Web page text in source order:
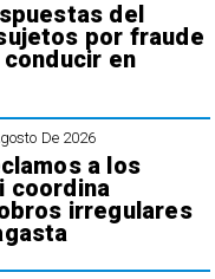
del
por fraude
en
De 2026
a los
coordina
irregulares